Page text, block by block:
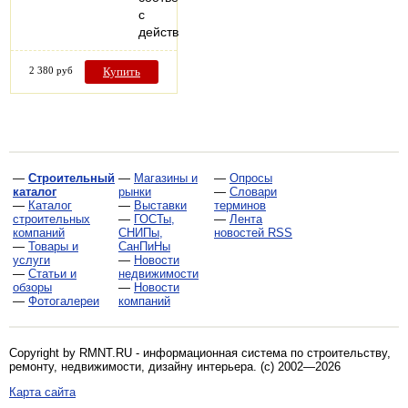
с
действующимиСТАНДАРТми…
2 380 руб Купить
— Строительный
каталог
— Каталог
строительных
компаний
— Товары и
услуги
— Статьи и
обзоры
— Фотогалереи
— Магазины и
рынки
— Выставки
— ГОСТы,
СНИПы,
СанПиНы
— Новости
недвижимости
— Новости
компаний
— Опросы
— Словари
терминов
— Лента
новостей RSS
Copyright by RMNT.RU - информационная система по строительству,
ремонту, недвижимости, дизайну интерьера . (c) 2002—2026
Карта сайта